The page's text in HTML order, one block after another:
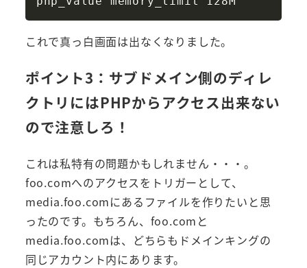
これで真っ白画面は出なくなりました。
ポイント3：サブドメイン側のディレ
クトリにはPHPからアクセス出来ない
ので注意しろ！
これは私特有の問題かもしれません・・・。
foo.comへのアクセスをトリガーとして、
media.foo.comにあるファイルを作りたいと思
ったのです。もちろん、foo.comと
media.foo.comは、どちらもドメインキングの
同じアカウント内にあります。